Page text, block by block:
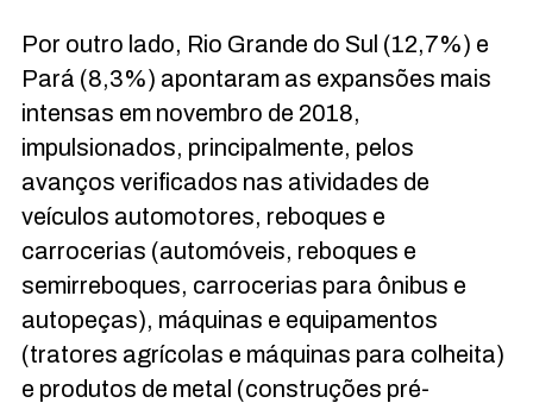
Por outro lado, Rio Grande do Sul (12,7%) e
Pará (8,3%) apontaram as expansões mais
intensas em novembro de 2018,
impulsionados, principalmente, pelos
avanços verificados nas atividades de
veículos automotores, reboques e
carrocerias (automóveis, reboques e
semirreboques, carrocerias para ônibus e
autopeças), máquinas e equipamentos
(tratores agrícolas e máquinas para colheita)
e produtos de metal (construções pré-